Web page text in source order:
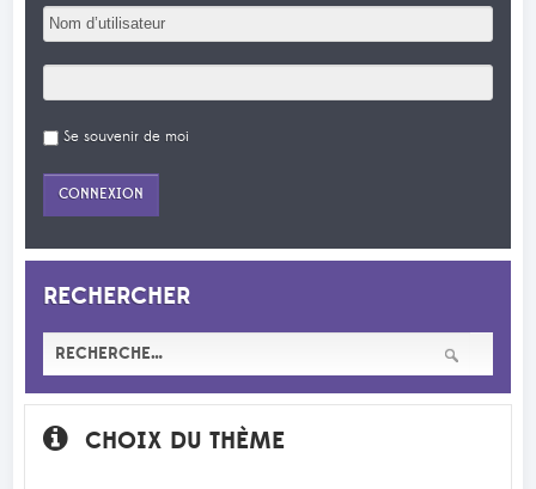
Se souvenir de moi
RECHERCHER
CHOIX DU THÈME